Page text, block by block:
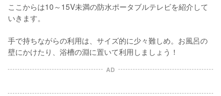
ここからは10～15V未満の防水ポータブルテレビを紹介して
いきます。
手で持ちながらの利用は、サイズ的に少々難しめ。お風呂の
壁にかけたり、浴槽の淵に置いて利用しましょう！
AD